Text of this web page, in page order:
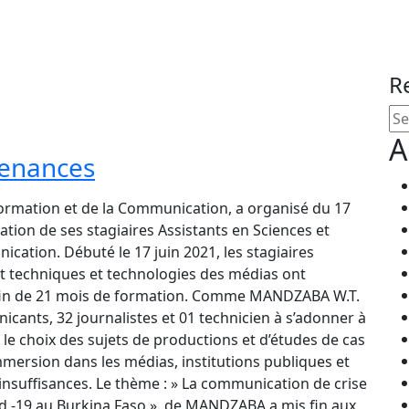
et de la Communication, a organisé du 17
de ses stagiaires Assistants en Sciences et
Débuté le 17 juin 2021, les stagiaires
et technologies des médias ont
21 mois de formation. Comme MANDZABA W.T.
32 journalistes et 01 technicien à s’adonner à
choix des sujets de productions et d’études de cas
dans les médias, institutions publiques et
Le thème : » La communication de crise